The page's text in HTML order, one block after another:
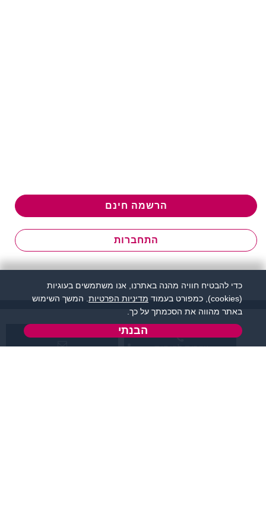
הרשמה חינם
התחברות
שירות לקוחות:
כדי להבטיח חוויה מהנה באתרנו, אנו משתמשים בעוגיות
(cookies), כמפורט בעמוד
מדיניות הפרטיות . המשך השימוש
באתר מהווה את הסכמתך על כך.
הבנתי